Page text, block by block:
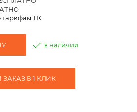
тарифам ТК
в наличии
В 1 КЛИК